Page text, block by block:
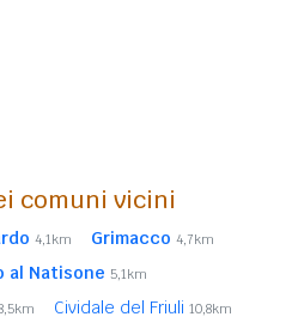
comuni vicini
4,1km Grimacco 4,7km
al Natisone 5,1km
Cividale del Friuli 10,8km